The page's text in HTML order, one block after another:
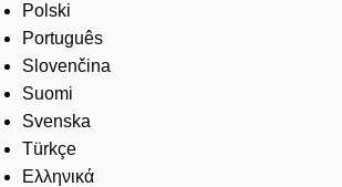
Polski
Português
Slovenčina
Suomi
Svenska
Türkçe
Ελληνικά